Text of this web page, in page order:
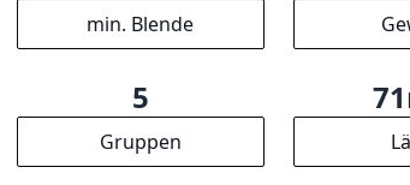
min. Blende
5
Gruppen